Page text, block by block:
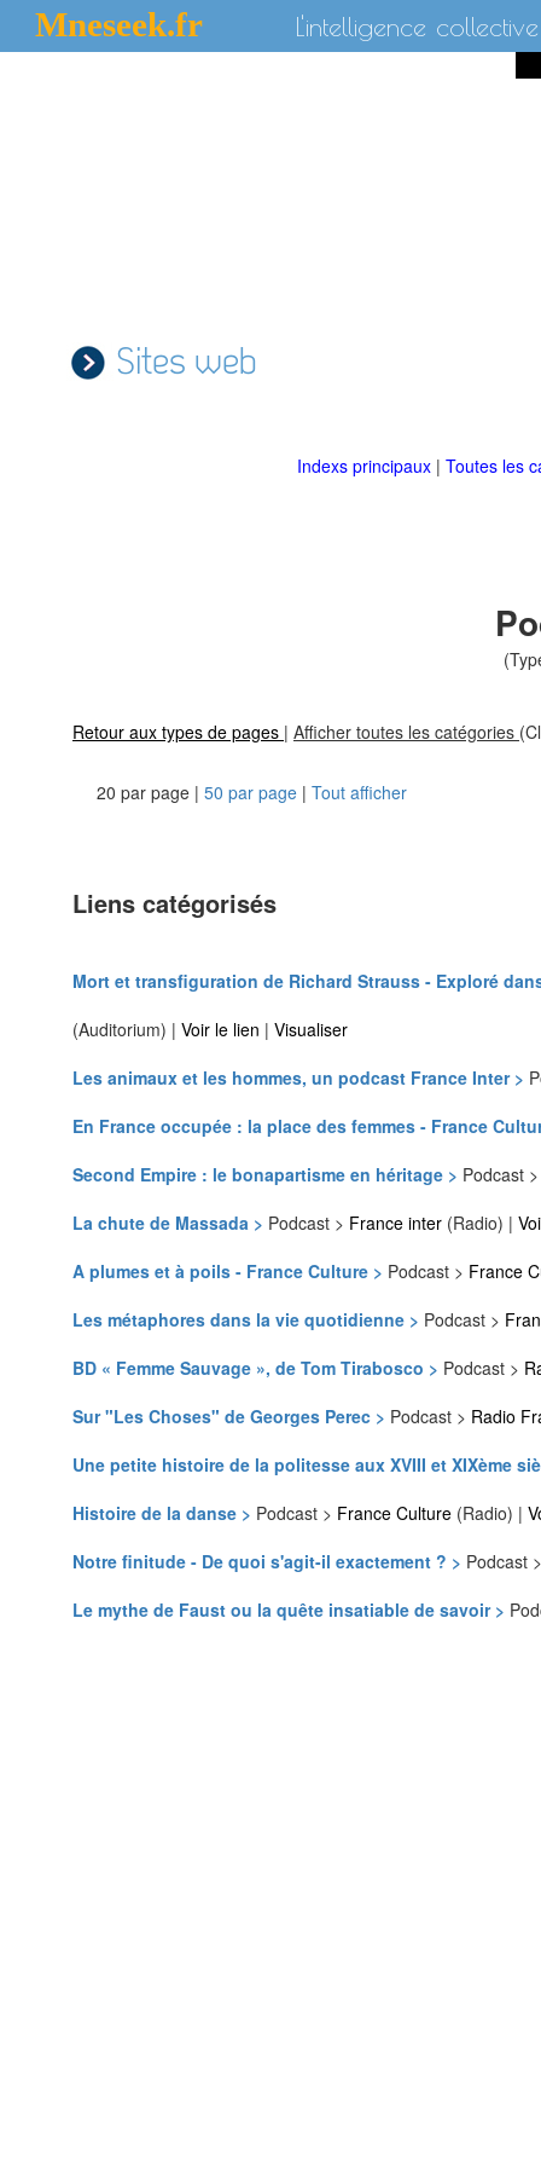
Mneseek.fr L'intelligence collective
Sites web
Indexs principaux | Toutes les
Retour aux types de pages | Afficher toutes les catégories
20 par page | 50 par page | Tout afficher
Liens catégorisés
Mort et transfiguration de Richard Strauss - Exploré
(Auditorium) | Voir le lien | Visualiser
Les animaux et les hommes, un podcast France Inter >
En France occupée : la place des femmes - France
Second Empire : le bonapartisme en héritage > Podcast
La chute de Massada > Podcast > France inter (Radio) |
A plumes et à poils - France Culture > Podcast > France
Les métaphores dans la vie quotidienne > Podcast >
BD « Femme Sauvage », de Tom Tirabosco > Podcast >
Sur "Les Choses" de Georges Perec > Podcast > Radio
Une petite histoire de la politesse aux XVIII et XIXème
Histoire de la danse > Podcast > France Culture (Radio) |
Notre finitude - De quoi s'agit-il exactement ? > Podcast
Le mythe de Faust ou la quête insatiable de savoir >